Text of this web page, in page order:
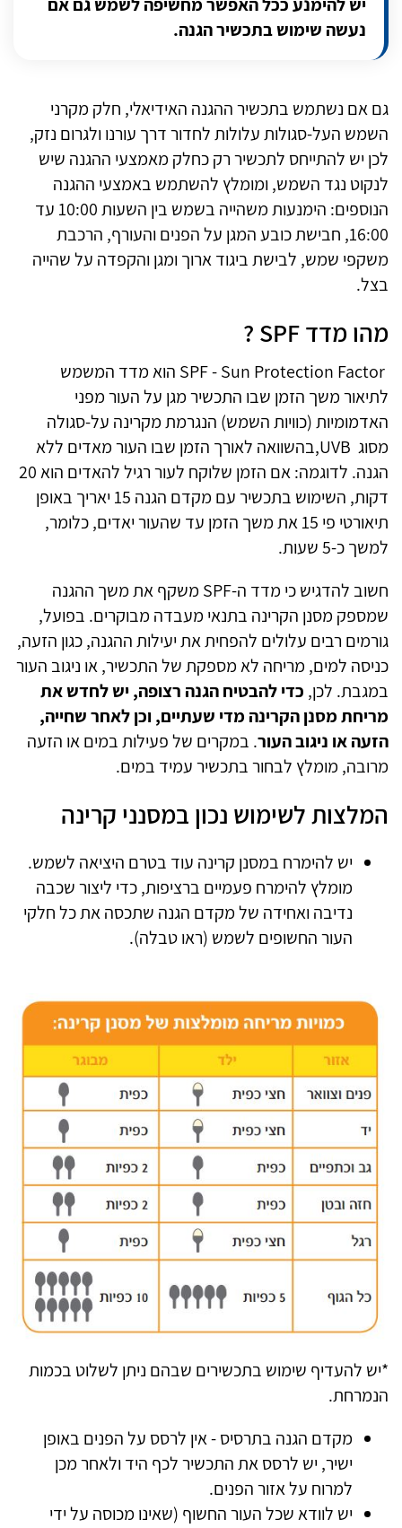
נעשה שימוש בתכשיר הגנה.
גם אם נשתמש בתכשיר ההגנה האידיאלי, חלק מקרני
השמש העל-סגולות עלולות לחדור דרך עורנו ולגרום נזק,
לכן יש להתייחס לתכשיר רק כחלק מאמצעי ההגנה שיש
לנקוט נגד השמש, ומומלץ להשתמש באמצעי ההגנה
הנוספים: הימנעות משהייה בשמש בין השעות 10:00 עד
16:00, חבישת כובע המגן על הפנים והעורף, הרכבת
משקפי שמש, לבישת ביגוד ארוך ומגן והקפדה על שהייה
בצל.
מהו מדדSPF
?
SPF - Sun Protection Factor הוא מדד המשמש
לתיאור משך הזמן שבו התכשיר מגן על העור מפני
האדמומיות (כוויות השמש) הנגרמת מקרינה על-סגולה
מסוג ,UVBבהשוואה לאורך הזמן שבו העור מאדים ללא
הגנה. לדוגמה: אם הזמן שלוקח לעור רגיל להאדים הוא 20
דקות, השימוש בתכשיר עם מקדם הגנה 15 יאריך באופן
תיאורטי פי 15 את משך הזמן עד שהעור יאדים, כלומר,
למשך כ-5 שעות
.
חשוב להדגיש כי מדד הSPF- משקף את משך ההגנה
שמספק מסנן הקרינה בתנאי מעבדה מבוקרים. בפועל,
גורמים רבים עלולים להפחית את יעילות ההגנה, כגון הזעה,
כניסה למים, מריחה לא מספקת של התכשיר, או ניגוב העור
במגבת. לכן, כדי להבטיח הגנה רצופה, יש לחדש את
מריחת מסנן הקרינה מדי שעתיים, וכן לאחר שחייה,
הזעה או ניגוב העור. במקרים של פעילות במים או הזעה
מרובה, מומלץ לבחור בתכשיר עמיד במים.
המלצות לשימוש נכון במסנני קרינה
יש להימרח במסנן קרינה עוד בטרם היציאה לשמש.
מומלץ להימרח פעמיים ברציפות, כדי ליצור שכבה
נדיבה ואחידה של מקדם הגנה שתכסה את כל חלקי
העור החשופים לשמש (ראו טבלה).
*יש להעדיף שימוש בתכשירים שבהם ניתן לשלוט בכמות
הנמרחת.
מקדם הגנה בתרסיס - אין לרסס על הפנים באופן
ישיר, יש לרסס את התכשיר לכף היד ולאחר מכן
למרוח על אזור הפנים.
יש לוודא שכל העור החשוף (שאינו מכוסה על ידי